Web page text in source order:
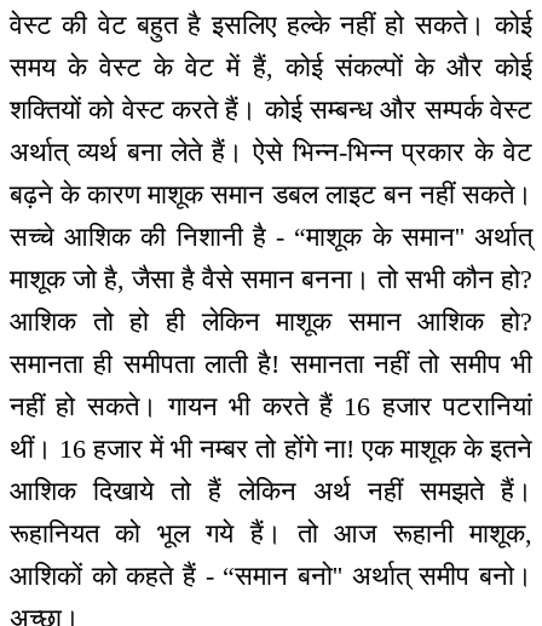
वेस्ट की वेट बहुत है इसलिए हल्के नहीं हो सकते। कोई
समय के वेस्ट के वेट में हैं, कोई संकल्पों के और कोई
शक्तियों को वेस्ट करते हैं। कोई सम्बन्ध और सम्पर्क वेस्ट
अर्थात् व्यर्थ बना लेते हैं। ऐसे भिन्न-भिन्न प्रकार के वेट
बढ़ने के कारण माशूक समान डबल लाइट बन नहीं सकते।
सच्चे आशिक की निशानी है - “माशूक के समान'' अर्थात्
माशूक जो है, जैसा है वैसे समान बनना। तो सभी कौन हो?
आशिक तो हो ही लेकिन माशूक समान आशिक हो?
समानता ही समीपता लाती है! समानता नहीं तो समीप भी
नहीं हो सकते। गायन भी करते हैं 16 हजार पटरानियां
थीं। 16 हजार में भी नम्बर तो होंगे ना! एक माशूक के इतने
आशिक दिखाये तो हैं लेकिन अर्थ नहीं समझते हैं।
रूहानियत को भूल गये हैं। तो आज रूहानी माशूक,
आशिकों को कहते हैं - “समान बनो'' अर्थात् समीप बनो।
अच्छा।